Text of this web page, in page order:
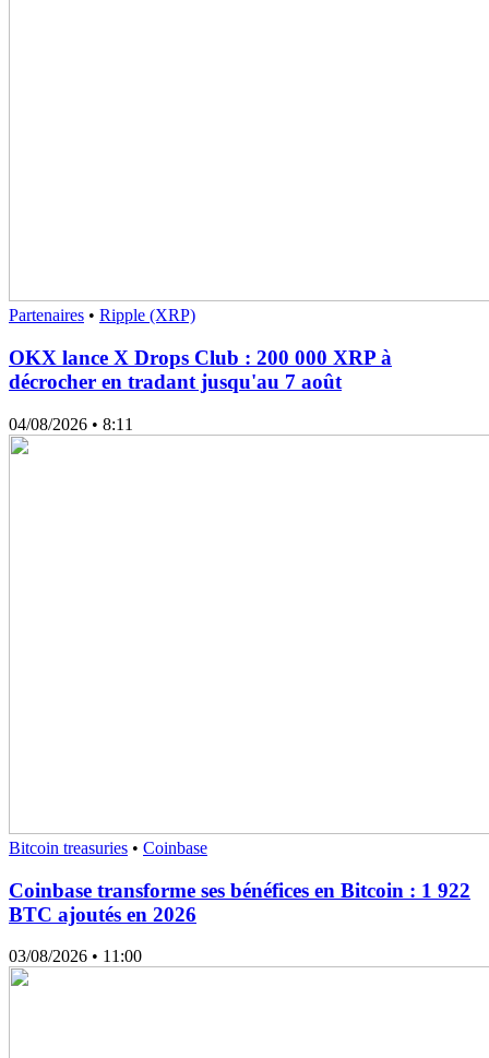
Partenaires • Ripple (XRP)
OKX lance X Drops Club : 200 000 XRP à
décrocher en tradant jusqu'au 7 août
04/08/2026 • 8:11
Bitcoin treasuries • Coinbase
Coinbase transforme ses bénéfices en Bitcoin : 1 922
BTC ajoutés en 2026
03/08/2026 • 11:00